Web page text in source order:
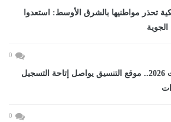
تحذر مواطنيها بالشرق الأوسط: استعدوا
الجوية
0
تنسيق الجامعات 2026.. موقع التنسيق يواصل إتاحة التسجيل
0